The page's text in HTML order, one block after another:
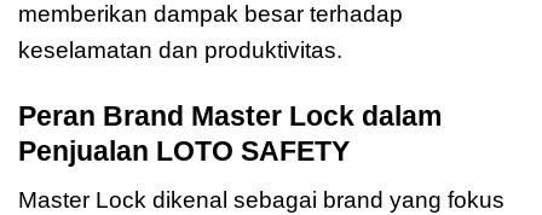
memberikan dampak besar terhadap
keselamatan dan produktivitas.
Peran Brand Master Lock dalam
Penjualan LOTO SAFETY
Master Lock dikenal sebagai brand yang fokus